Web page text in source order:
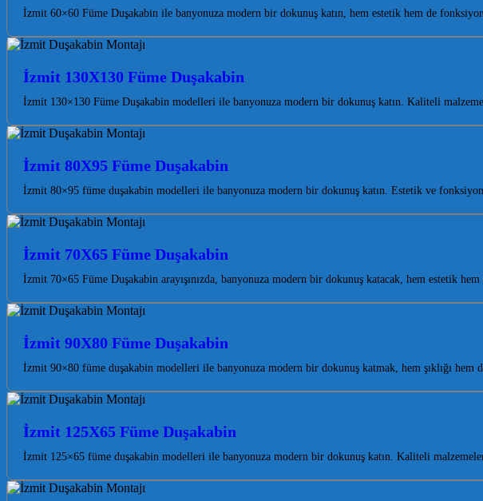
İzmit 60×60 Füme Duşakabin ile banyonuza modern bir dokunuş katın, hem estetik hem de
İzmit 130X130 Füme Duşakabin
İzmit 130×130 Füme Duşakabin modelleri ile banyonuza modern bir dokunuş katın. Kaliteli
İzmit 80X95 Füme Duşakabin
İzmit 80×95 füme duşakabin modelleri ile banyonuza modern bir dokunuş katın. Estetik ve
İzmit 70X65 Füme Duşakabin
İzmit 70×65 Füme Duşakabin arayışınızda, banyonuza modern bir dokunuş katacak, hem estetik
İzmit 90X80 Füme Duşakabin
İzmit 90×80 füme duşakabin modelleri ile banyonuza modern bir dokunuş katmak, hem şıklığı
İzmit 125X65 Füme Duşakabin
İzmit 125×65 füme duşakabin modelleri ile banyonuza modern bir dokunuş katın. Kaliteli